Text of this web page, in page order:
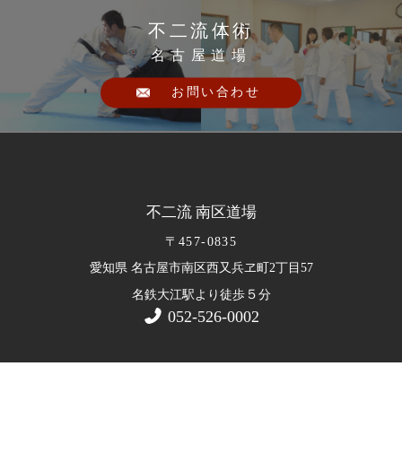
不二流体術
名古屋道場
お問い合わせ
不二流 南区道場
〒457-0835
愛知県 名古屋市南区西又兵ヱ町2丁目57
名鉄大江駅より徒歩５ 分
052-526-0002